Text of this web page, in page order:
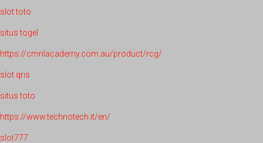
slot toto
situs togel
https://cmnlacademy.com.au/product/rcg/
slot qris
situs toto
https://www.technotech.it/en/
slot777